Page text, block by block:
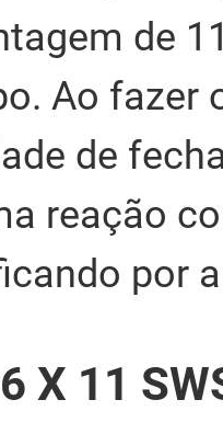
de
Ao fazer
de
reação
por
X 11